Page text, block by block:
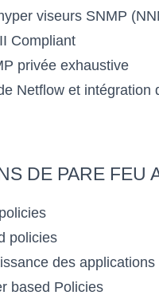
viseurs SNMP
Compliant
privée exhaustive
Netflow et intégration
DE PARE FEU
policies
des
based Policies